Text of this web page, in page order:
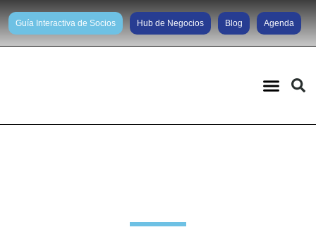
Guía Interactiva de Socios Hub de Negocios Blog Agenda